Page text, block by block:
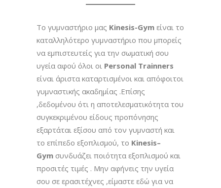
Το γυμναστήριο μας Kinesis-Gym είναι το
καταλληλότερο γυμναστήριο που μπορείς
να εμπιστευτείς για την σωματική σου
υγεία αφού όλοι οι Personal Trainners
είναι άριστα καταρτισμένοι και απόφοιτοι
γυμναστικής ακαδημίας .Επίσης
,δεδομένου ότι η αποτελεσματικότητα του
συγκεκριμένου είδους προπόνησης
εξαρτάται εξίσου από τον γυμναστή και
το επίπεδο εξοπλισμού, το Kinesis–
Gym συνδυάζει ποιότητα εξοπλισμού και
προσιτές τιμές . Μην αφήνεις την υγεία
σου σε ερασιτέχνες ,είμαστε εδώ για να